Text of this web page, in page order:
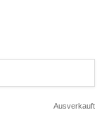
Ausverkauft